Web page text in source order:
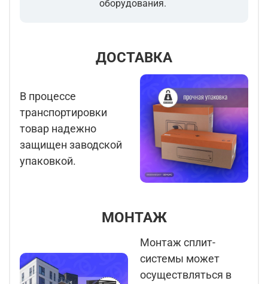
оборудования.
ДОСТАВКА
В процессе
транспортировки
товар надежно
защищен заводской
упаковкой.
МОНТАЖ
Монтаж сплит-
системы может
осуществляться в